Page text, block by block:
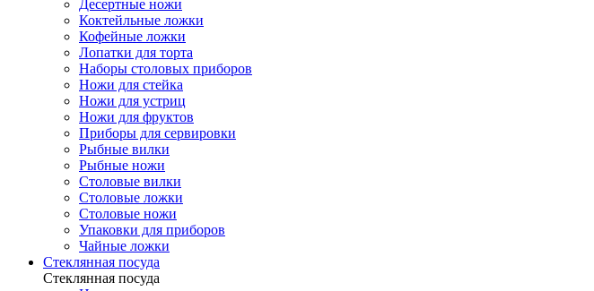
Десертные ножи
Коктейльные ложки
Кофейные ложки
Лопатки для торта
Наборы столовых приборов
Ножи для стейка
Ножи для устриц
Ножи для фруктов
Приборы для сервировки
Рыбные вилки
Рыбные ножи
Столовые вилки
Столовые ложки
Столовые ножи
Упаковки для приборов
Чайные ложки
Стеклянная посуда
Стеклянная посуда